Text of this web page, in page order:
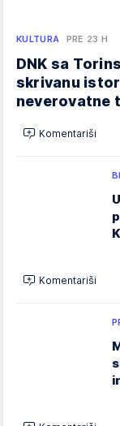
KULTURA PRE 23 H
DNK sa
skrivanu
neverovatne
Komentariši
Komentariši